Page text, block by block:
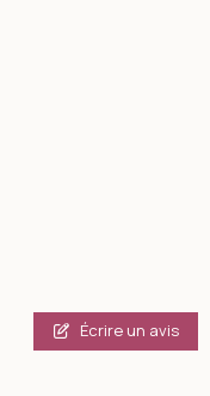
Écrire un avis